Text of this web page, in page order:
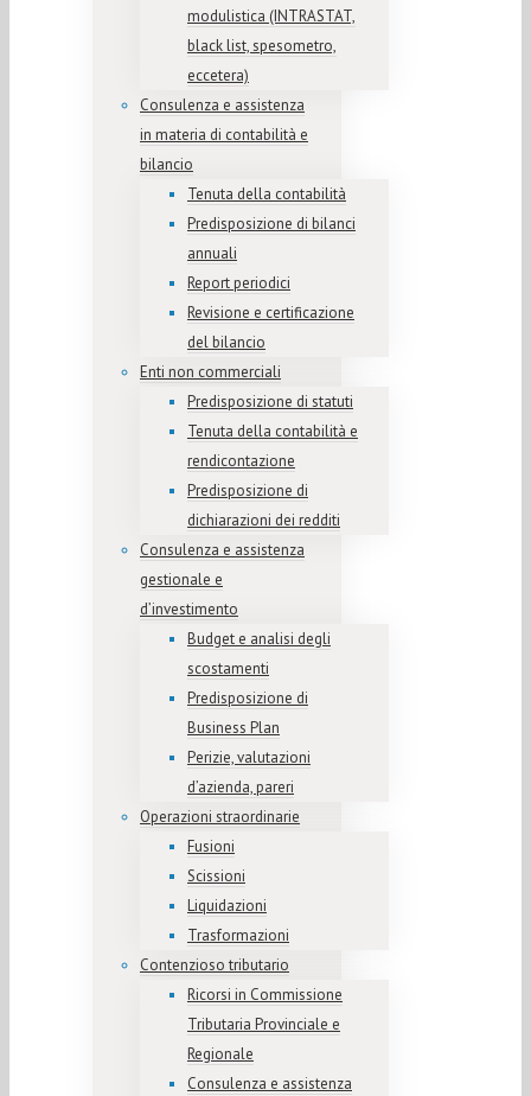
modulistica (INTRASTAT,
black list, spesometro,
eccetera)
Consulenza e assistenza
in materia di contabilità e
bilancio
Tenuta della contabilità
Predisposizione di bilanci
annuali
Report periodici
Revisione e certificazione
del bilancio
Enti non commerciali
Predisposizione di statuti
Tenuta della contabilità e
rendicontazione
Predisposizione di
dichiarazioni dei redditi
Consulenza e assistenza
gestionale e
d’investimento
Budget e analisi degli
scostamenti
Predisposizione di
Business Plan
Perizie, valutazioni
d’azienda, pareri
Operazioni straordinarie
Fusioni
Scissioni
Liquidazioni
Trasformazioni
Contenzioso tributario
Ricorsi in Commissione
Tributaria Provinciale e
Regionale
Consulenza e assistenza